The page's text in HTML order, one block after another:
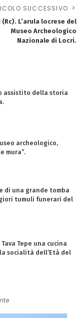
SUCCESSIVO
(Rc). L’arula locrese del
Museo Archeologico
Nazionale di Locri.
assistito della storia
archeologico,
mura”.
di una grande tomba
tumuli funerari del
Tava Tepe una cucina
socialità dell’Età del